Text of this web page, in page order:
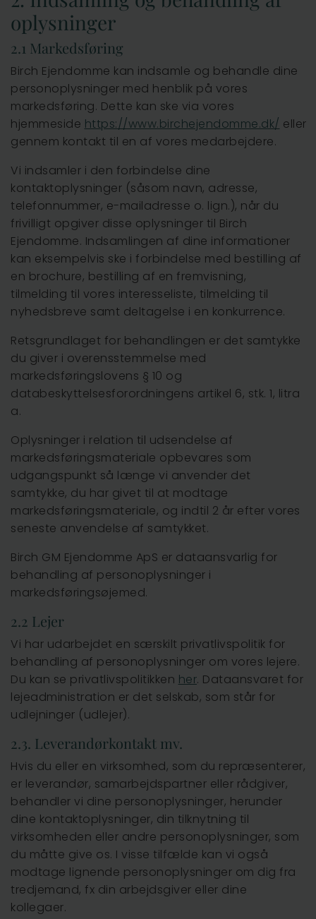
oplysninger
2.1 Markedsføring
Birch Ejendomme kan indsamle og behandle dine
personoplysninger med henblik på vores
markedsføring. Dette kan ske via vores
hjemmeside https://www.birchejendomme.dk/ eller
gennem kontakt til en af vores medarbejdere.
Vi indsamler i den forbindelse dine
kontaktoplysninger (såsom navn, adresse,
telefonnummer, e-mailadresse o. lign.), når du
frivilligt opgiver disse oplysninger til Birch
Ejendomme. Indsamlingen af dine informationer
kan eksempelvis ske i forbindelse med bestilling af
en brochure, bestilling af en fremvisning,
tilmelding til vores interesseliste, tilmelding til
nyhedsbreve samt deltagelse i en konkurrence.
Retsgrundlaget for behandlingen er det samtykke
du giver i overensstemmelse med
markedsføringslovens § 10 og
databeskyttelsesforordningens artikel 6, stk. 1, litra
a.
Oplysninger i relation til udsendelse af
markedsføringsmateriale opbevares som
udgangspunkt så længe vi anvender det
samtykke, du har givet til at modtage
markedsføringsmateriale, og indtil 2 år efter vores
seneste anvendelse af samtykket.
Birch GM Ejendomme ApS er dataansvarlig for
behandling af personoplysninger i
markedsføringsøjemed.
2.2 Lejer
Vi har udarbejdet en særskilt privatlivspolitik for
behandling af personoplysninger om vores lejere.
Du kan se privatlivspolitikken her. Dataansvaret for
lejeadministration er det selskab, som står for
udlejninger (udlejer).
2.3. Leverandørkontakt mv.
Hvis du eller en virksomhed, som du repræsenterer,
er leverandør, samarbejdspartner eller rådgiver,
behandler vi dine personoplysninger, herunder
dine kontaktoplysninger, din tilknytning til
virksomheden eller andre personoplysninger, som
du måtte give os. I visse tilfælde kan vi også
modtage lignende personoplysninger om dig fra
tredjemand, fx din arbejdsgiver eller dine
kollegaer.